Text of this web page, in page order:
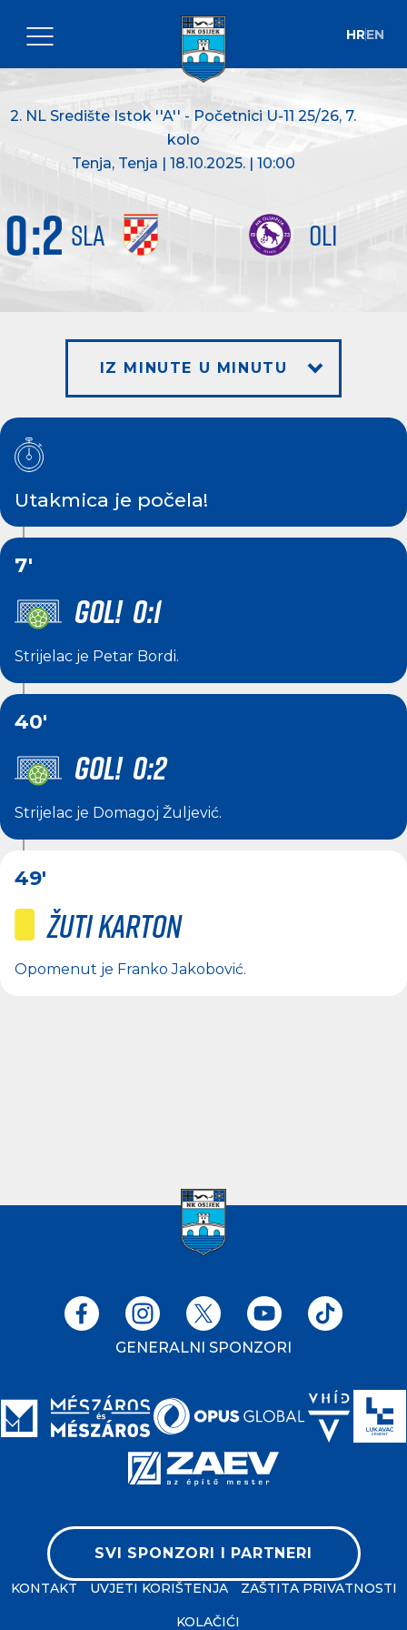
HREN
2. NL Središte Istok ''A'' - Početnici U-11 25/26, 7.
kolo
Tenja, Tenja | 18.10.2025. | 10:00
SLA OLI
0:2
IZ MINUTE U MINUTU
Utakmica je počela!
7'
GOL! 0:1
Strijelac je Petar Bordi.
40'
GOL! 0:2
Strijelac je Domagoj Žuljević.
49'
Žuti karton
Opomenut je Franko Jakobović.
GENERALNI SPONZORI
SVI SPONZORI I PARTNERI
KONTAKT UVJETI KORIŠTENJA ZAŠTITA PRIVATNOSTI
KOLAČIĆI